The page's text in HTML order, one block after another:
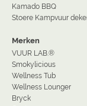
Kamado BBQ
Stoere Kampvuur
Merken
VUUR LAB.®
Smokylicious
Wellness Tub
Wellness Lounger
Bryck